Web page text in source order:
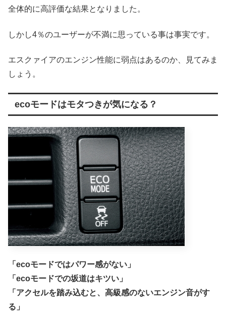
全体的に高評価な結果となりました。
しかし4％のユーザーが不満に思っている事は事実です。
エスクァイアのエンジン性能に弱点はあるのか、見てみま
しょう。
ecoモードはモタつきが気になる？
「ecoモードではパワー感がない」
「ecoモードでの坂道はキツい」
「アクセルを踏み込むと、高級感のないエンジン音がす
る」